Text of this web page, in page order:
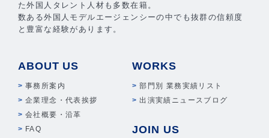
た外国人タレント人材も多数在籍。
数ある外国人モデルエージェンシーの中でも抜群の信頼度
と豊富な経験があります。
ABOUT US
事務所案内
企業理念・代表挨拶
会社概要・沿革
FAQ
WORKS
部門別 業務実績リスト
出演実績ニュースブログ
JOIN US